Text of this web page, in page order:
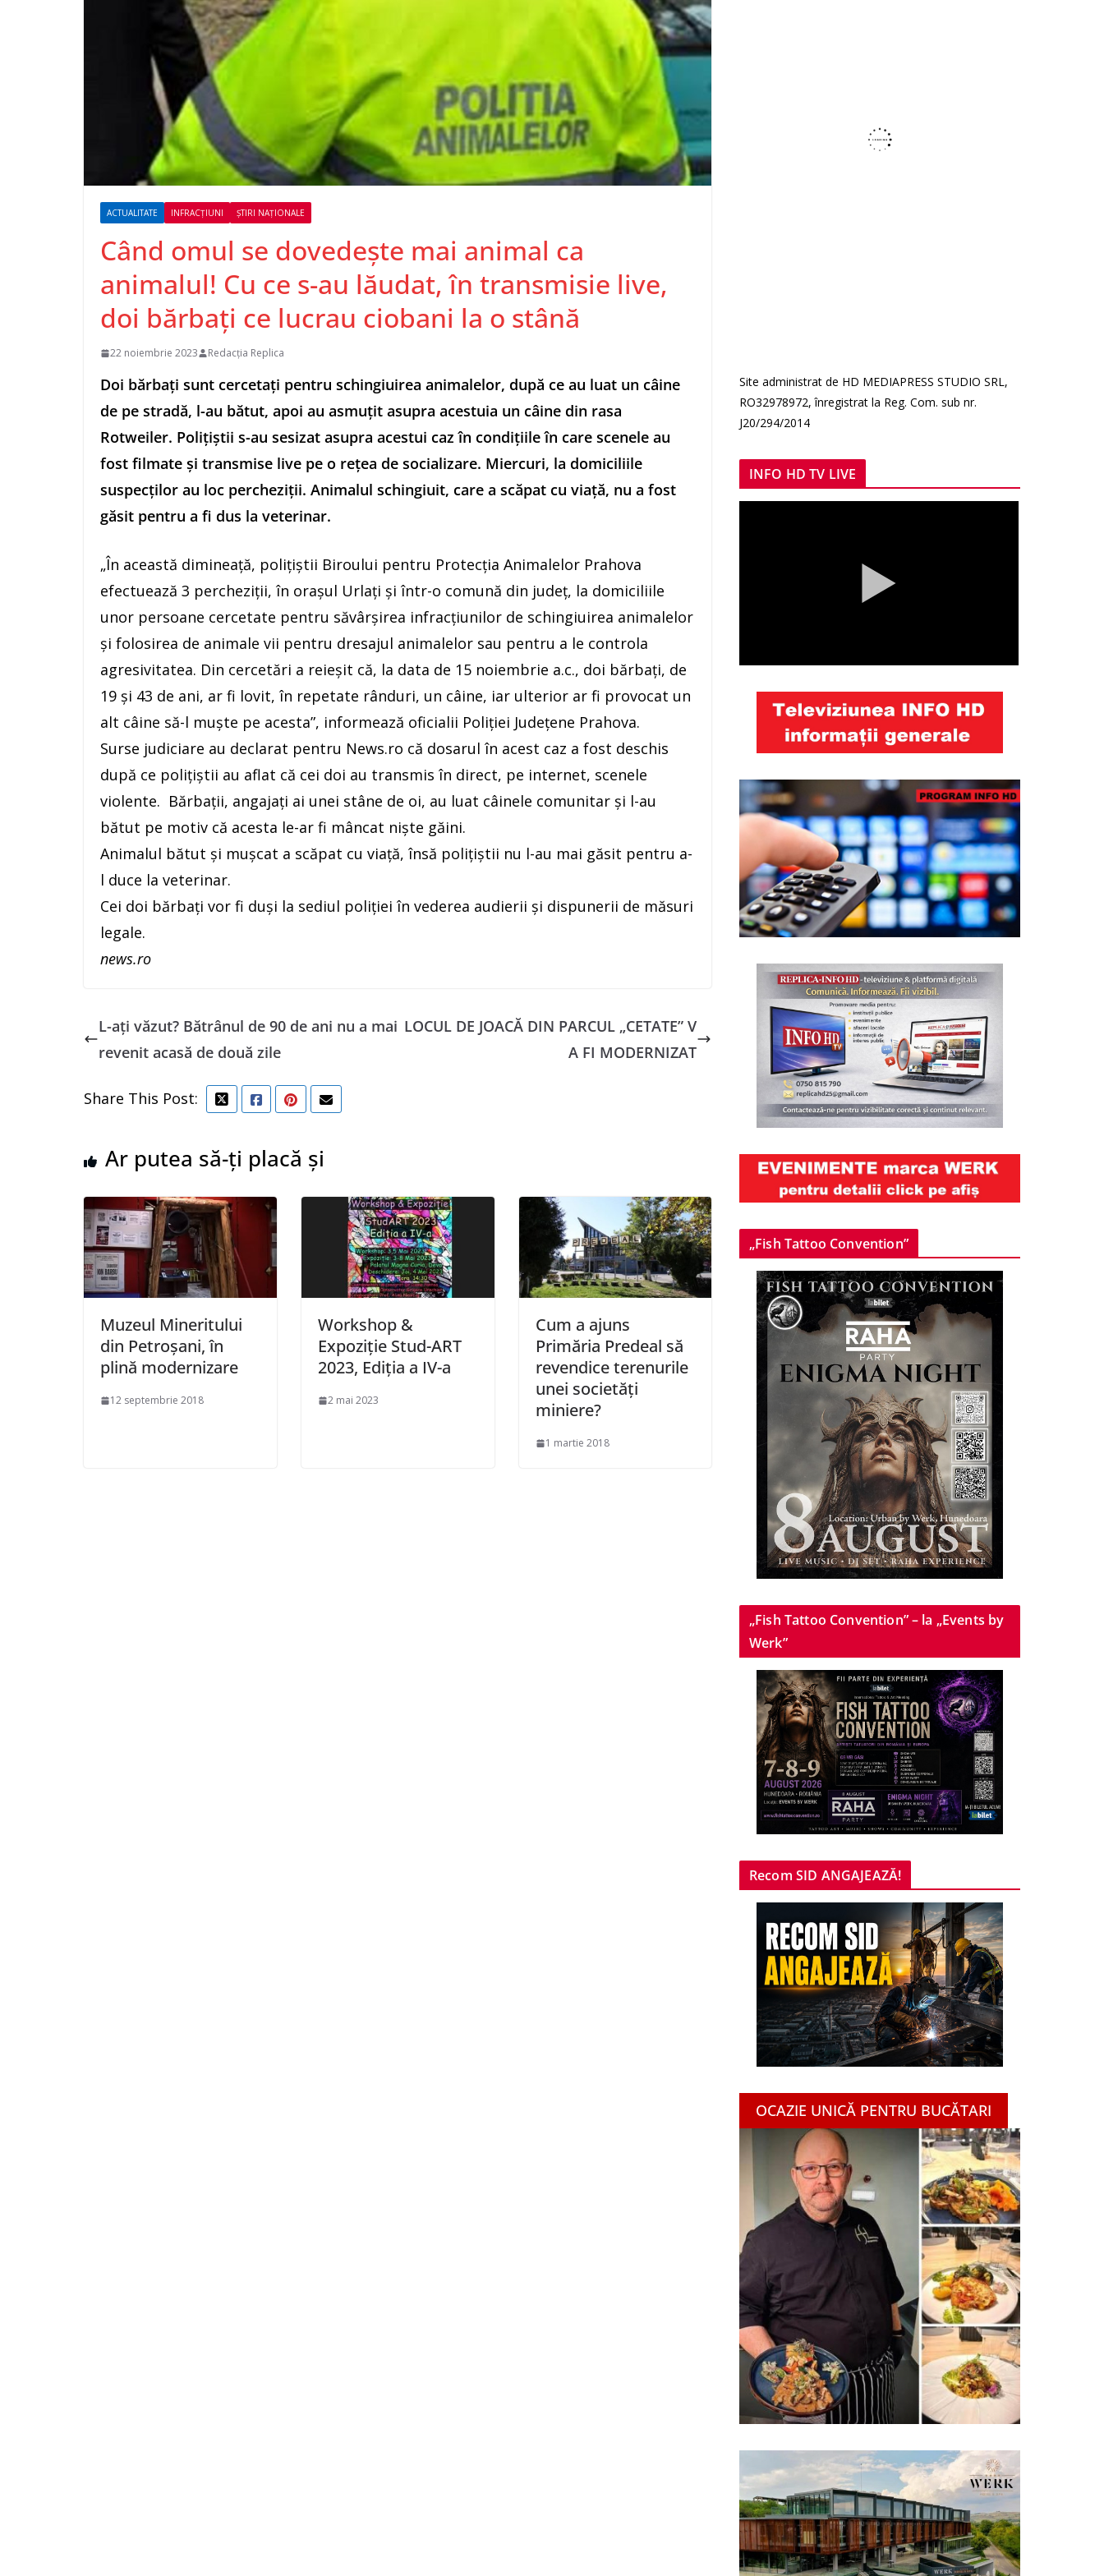
ACTUALITATE INFRACȚIUNI ȘTIRI NAȚIONALE
Când omul se dovedește mai animal ca
animalul! Cu ce s-au lăudat, în transmisie live,
doi bărbați ce lucrau ciobani la o stână
22 noiembrie 2023 Redacția Replica
Doi bărbaţi sunt cercetaţi pentru schingiuirea animalelor, după ce au luat un câine
de pe stradă, l-au bătut, apoi au asmuţit asupra acestuia un câine din rasa
Rotweiler. Poliţiştii s-au sesizat asupra acestui caz în condiţiile în care scenele au
fost filmate şi transmise live pe o reţea de socializare. Miercuri, la domiciliile
suspecţilor au loc percheziţii. Animalul schingiuit, care a scăpat cu viaţă, nu a fost
găsit pentru a fi dus la veterinar.
„În această dimineaţă, poliţiştii Biroului pentru Protecţia Animalelor Prahova
efectuează 3 percheziţii, în oraşul Urlaţi şi într-o comună din judeţ, la domiciliile
unor persoane cercetate pentru săvârşirea infracţiunilor de schingiuirea animalelor
şi folosirea de animale vii pentru dresajul animalelor sau pentru a le controla
agresivitatea. Din cercetări a reieşit că, la data de 15 noiembrie a.c., doi bărbaţi, de
19 şi 43 de ani, ar fi lovit, în repetate rânduri, un câine, iar ulterior ar fi provocat un
alt câine să-l muşte pe acesta”, informează oficialii Poliţiei Judeţene Prahova.
Surse judiciare au declarat pentru News.ro că dosarul în acest caz a fost deschis
după ce poliţiştii au aflat că cei doi au transmis în direct, pe internet, scenele
violente. Bărbaţii, angajaţi ai unei stâne de oi, au luat câinele comunitar şi l-au
bătut pe motiv că acesta le-ar fi mâncat nişte găini.
Animalul bătut şi muşcat a scăpat cu viaţă, însă poliţiştii nu l-au mai găsit pentru a-
l duce la veterinar.
Cei doi bărbaţi vor fi duşi la sediul poliţiei în vederea audierii şi dispunerii de măsuri
legale.
news.ro
L-ați văzut? Bătrânul de 90 de ani nu a mai
revenit acasă de două zile
LOCUL DE JOACĂ DIN PARCUL „CETATE” V
A FI MODERNIZAT
Share This Post:
Ar putea să-ți placă și
Muzeul Mineritului
din Petroșani, în
plină modernizare
12 septembrie 2018
Workshop &
Expoziţie Stud-ART
2023, Ediţia a IV-a
2 mai 2023
Cum a ajuns
Primăria Predeal să
revendice terenurile
unei societăți
miniere?
1 martie 2018
Site administrat de HD MEDIAPRESS STUDIO SRL,
RO32978972, înregistrat la Reg. Com. sub nr.
J20/294/2014
INFO HD TV LIVE
„Fish Tattoo Convention”
„Fish Tattoo Convention” – la „Events by
Werk”
Recom SID ANGAJEAZĂ!
OCAZIE UNICĂ PENTRU BUCĂTARI